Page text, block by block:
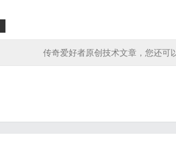
传奇爱好者原创技术文章，您还可